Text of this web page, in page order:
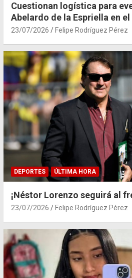
Cuestionan logística para
Abelardo de la Espriella en el
23/07/2026 Felipe Rodríguez Pérez
DEPORTES ÚLTIMA HORA
¡Néstor Lorenzo seguirá al
23/07/2026 Felipe Rodríguez Pérez